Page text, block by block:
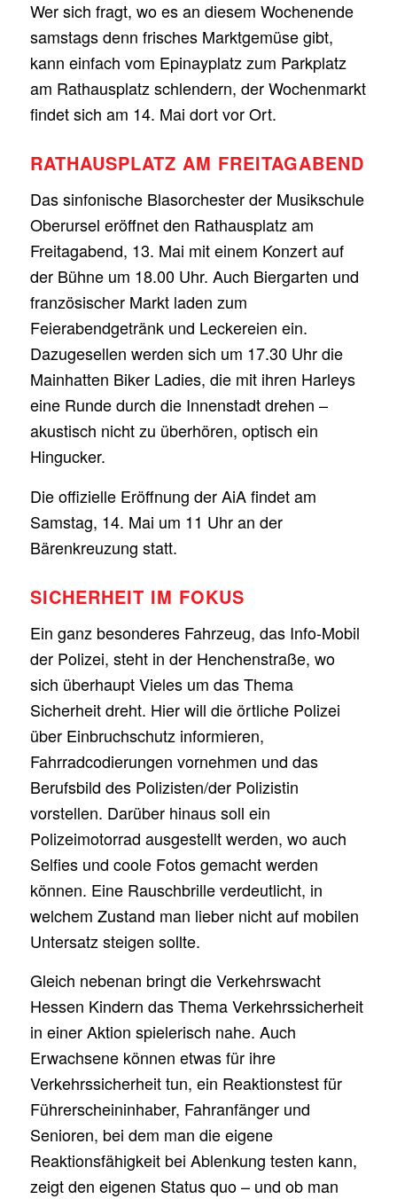
Wer sich fragt, wo es an diesem Wochenende
samstags denn frisches Marktgemüse gibt,
kann einfach vom Epinayplatz zum Parkplatz
am Rathausplatz schlendern, der Wochenmarkt
findet sich am 14. Mai dort vor Ort.
RATHAUSPLATZ AM FREITAGABEND
Das sinfonische Blasorchester der Musikschule
Oberursel eröffnet den Rathausplatz am
Freitagabend, 13. Mai mit einem Konzert auf
der Bühne um 18.00 Uhr. Auch Biergarten und
französischer Markt laden zum
Feierabendgetränk und Leckereien ein.
Dazugesellen werden sich um 17.30 Uhr die
Mainhatten Biker Ladies, die mit ihren Harleys
eine Runde durch die Innenstadt drehen –
akustisch nicht zu überhören, optisch ein
Hingucker.
Die offizielle Eröffnung der AiA findet am
Samstag, 14. Mai um 11 Uhr an der
Bärenkreuzung statt.
SICHERHEIT IM FOKUS
Ein ganz besonderes Fahrzeug, das Info-Mobil
der Polizei, steht in der Henchenstraße, wo
sich überhaupt Vieles um das Thema
Sicherheit dreht. Hier will die örtliche Polizei
über Einbruchschutz informieren,
Fahrradcodierungen vornehmen und das
Berufsbild des Polizisten/der Polizistin
vorstellen. Darüber hinaus soll ein
Polizeimotorrad ausgestellt werden, wo auch
Selfies und coole Fotos gemacht werden
können. Eine Rauschbrille verdeutlicht, in
welchem Zustand man lieber nicht auf mobilen
Untersatz steigen sollte.
Gleich nebenan bringt die Verkehrswacht
Hessen Kindern das Thema Verkehrssicherheit
in einer Aktion spielerisch nahe. Auch
Erwachsene können etwas für ihre
Verkehrssicherheit tun, ein Reaktionstest für
Führerscheininhaber, Fahranfänger und
Senioren, bei dem man die eigene
Reaktionsfähigkeit bei Ablenkung testen kann,
zeigt den eigenen Status quo – und ob man